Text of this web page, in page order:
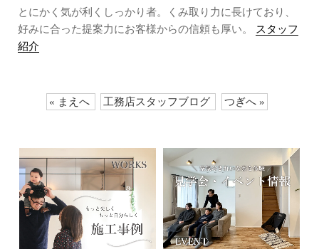
とにかく気が利くしっかり者。くみ取り力に長けており、
好みに合った提案力にお客様からの信頼も厚い。 スタッフ
紹介
« まえへ 工務店スタッフブログ つぎへ »